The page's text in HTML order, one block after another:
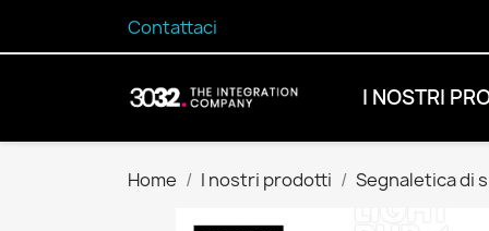
Contattaci
I NOSTRI
Home I nostri prodotti Segnaletica di